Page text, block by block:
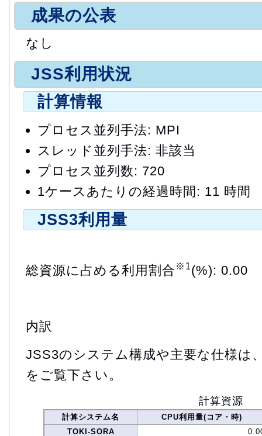
成果の公表
なし
JSS利用状況
計算情報
プロセス並列手法: MPI
スレッド並列手法: 非該当
プロセス並列数: 720
1ケースあたりの経過時間: 11 時間
JSS3利用量
総資源に占める利用割合 ※1 (%): 0.00
内訳
JSS3のシステム構成や主要な仕様は
をご覧下さい。
計算資源
計算システム名
CPU利用量(コア・時)
TOKI-SORA